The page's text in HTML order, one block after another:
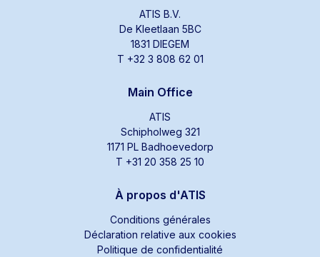
ATIS B.V.
De Kleetlaan 5BC
1831 DIEGEM
T +32 3 808 62 01
Main Office
ATIS
Schipholweg 321
1171 PL Badhoevedorp
T +31 20 358 25 10
À propos d'ATIS
Conditions générales
Déclaration relative aux cookies
Politique de confidentialité